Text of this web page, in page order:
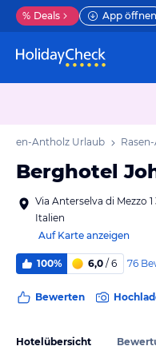
% Deals App öffnen
Antholz Urlaub
Berghotel
Via Anterselva di Mezzo
Italien
Auf Karte anzeigen
100% 6,0 / 6 76
Bewerten
Hotelübersicht